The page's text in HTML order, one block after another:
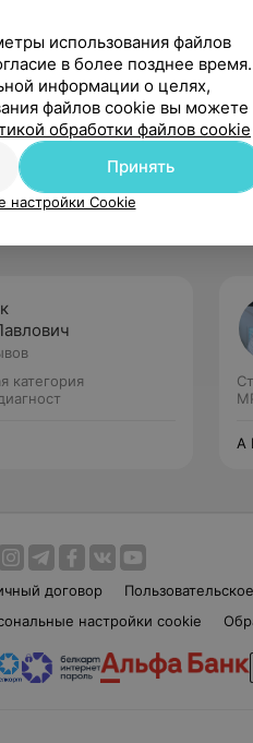
категория
А
договор
настройки cookie
использования файлов
в более позднее время.
информации о целях,
файлов cookie вы можете
обработки файлов cookie
Принять
настройки Cookie